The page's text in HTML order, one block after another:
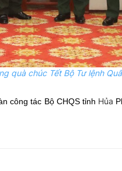
quà chúc Tết Bộ Tư lệnh
công tác Bộ CHQS tỉnh Hủa